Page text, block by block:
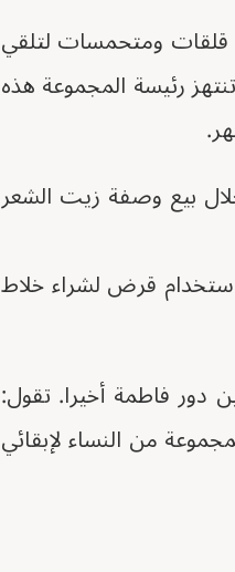
قلقات ومتحمسات لتلقي
رئيسة المجموعة هذه
بيع وصفة زيت الشعر
قرض لشراء خلاط
دور فاطمة أخيرا. تقول:
من النساء لإبقائي